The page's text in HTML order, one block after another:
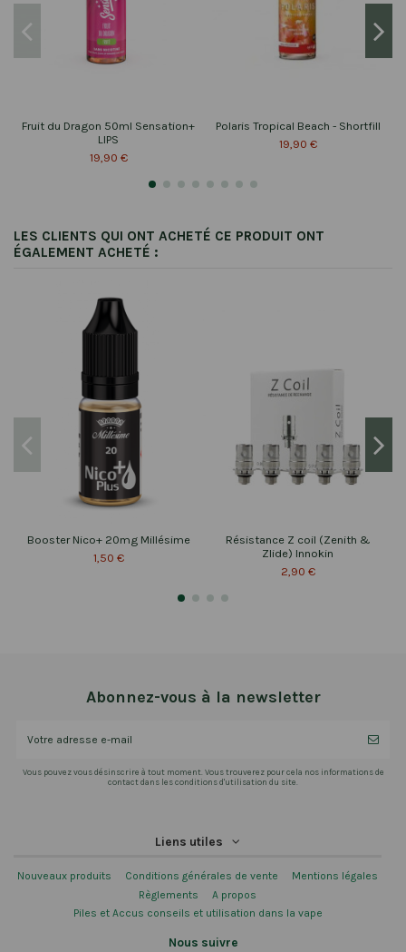
Fruit du Dragon 50ml Sensation+
LIPS
19,90 €
Polaris Tropical Beach - Shortfill
19,90 €
LES CLIENTS QUI ONT ACHETÉ CE PRODUIT ONT
ÉGALEMENT ACHETÉ :
Booster Nico+ 20mg Millésime
1,50 €
Résistance Z coil (Zenith &
Zlide) Innokin
2,90 €
Abonnez-vous à la newsletter
Vous pouvez vous désinscrire à tout moment. Vous trouverez pour cela nos informations de
contact dans les conditions d'utilisation du site.
Liens utiles
Nouveaux produits Conditions générales de vente
Mentions légales
Règlements
A propos
Piles et Accus conseils et utilisation dans la vape
Nous suivre